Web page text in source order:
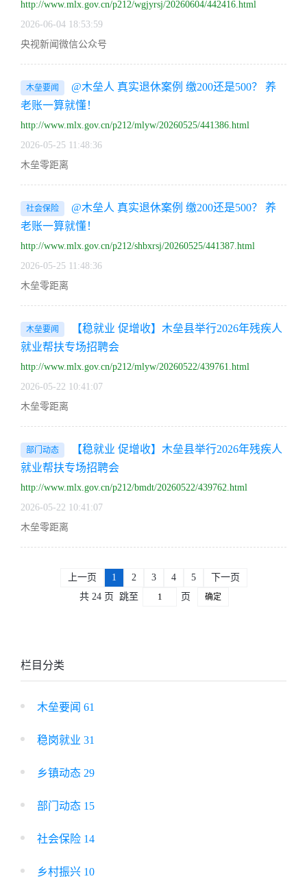
http://www.mlx.gov.cn/p212/wgjyrsj/20260604/442416.html
2026-06-04 18:53:59
央视新闻微信公众号
木垒要闻
@木垒人 真实退休案例 缴200还是500？ 养
老账一算就懂！
http://www.mlx.gov.cn/p212/mlyw/20260525/441386.html
2026-05-25 11:48:36
木垒零距离
社会保险
@木垒人 真实退休案例 缴200还是500？ 养
老账一算就懂！
http://www.mlx.gov.cn/p212/shbxrsj/20260525/441387.html
2026-05-25 11:48:36
木垒零距离
木垒要闻
【稳就业 促增收】木垒县举行2026年残疾人
就业帮扶专场招聘会
http://www.mlx.gov.cn/p212/mlyw/20260522/439761.html
2026-05-22 10:41:07
木垒零距离
部门动态
【稳就业 促增收】木垒县举行2026年残疾人
就业帮扶专场招聘会
http://www.mlx.gov.cn/p212/bmdt/20260522/439762.html
2026-05-22 10:41:07
木垒零距离
上一页 1 2 3 4 5
下一页
共 24 页
跳至 页 确定
栏目分类
木垒要闻 61
稳岗就业 31
乡镇动态 29
部门动态 15
社会保险 14
乡村振兴 10